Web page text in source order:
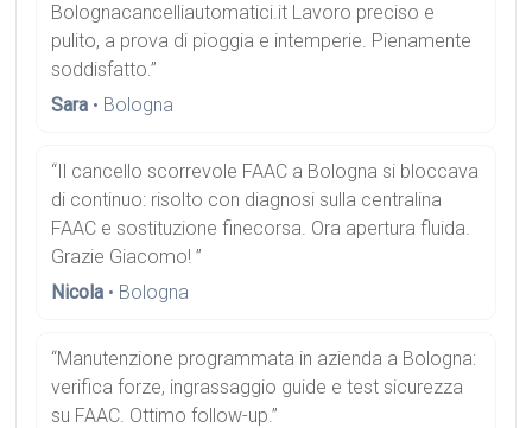
Bolognacancelliautomatici.it Lavoro preciso e
pulito, a prova di pioggia e intemperie. Pienamente
soddisfatto.”
Sara • Bologna
“Il cancello scorrevole FAAC a Bologna si bloccava
di continuo: risolto con diagnosi sulla centralina
FAAC e sostituzione finecorsa. Ora apertura fluida.
Grazie Giacomo! ”
Nicola • Bologna
“Manutenzione programmata in azienda a Bologna:
verifica forze, ingrassaggio guide e test sicurezza
su FAAC. Ottimo follow-up.”